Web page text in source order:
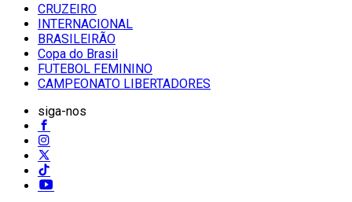
CRUZEIRO
INTERNACIONAL
BRASILEIRÃO
Copa do Brasil
FUTEBOL FEMININO
CAMPEONATO LIBERTADORES
siga-nos